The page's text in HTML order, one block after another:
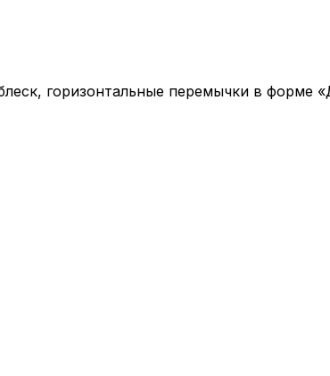
горизонтальные перемычки в форме